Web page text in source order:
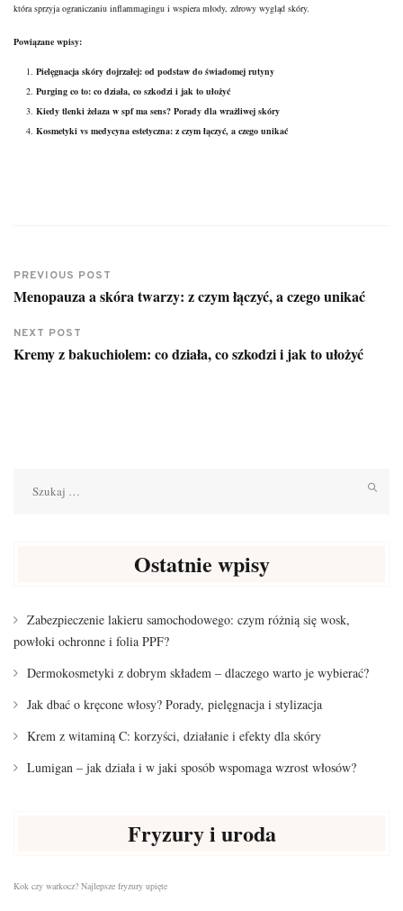
która sprzyja ograniczaniu inflammagingu i wspiera młody, zdrowy wygląd skóry.
Powiązane wpisy:
Pielęgnacja skóry dojrzałej: od podstaw do świadomej rutyny
Purging co to: co działa, co szkodzi i jak to ułożyć
Kiedy tlenki żelaza w spf ma sens? Porady dla wrażliwej skóry
Kosmetyki vs medycyna estetyczna: z czym łączyć, a czego unikać
PREVIOUS POST
Menopauza a skóra twarzy: z czym łączyć, a czego unikać
NEXT POST
Kremy z bakuchiolem: co działa, co szkodzi i jak to ułożyć
Ostatnie wpisy
Zabezpieczenie lakieru samochodowego: czym różnią się wosk,
powłoki ochronne i folia PPF?
Dermokosmetyki z dobrym składem – dlaczego warto je wybierać?
Jak dbać o kręcone włosy? Porady, pielęgnacja i stylizacja
Krem z witaminą C: korzyści, działanie i efekty dla skóry
Lumigan – jak działa i w jaki sposób wspomaga wzrost włosów?
Fryzury i uroda
Kok czy warkocz? Najlepsze fryzury upięte